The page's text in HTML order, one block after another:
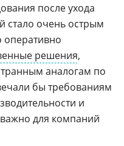
после ухода
стало очень острым
решения,
аналогам по
бы требованиям
и
для компаний